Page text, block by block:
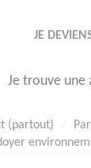
JE
Je trouve une
(partout)